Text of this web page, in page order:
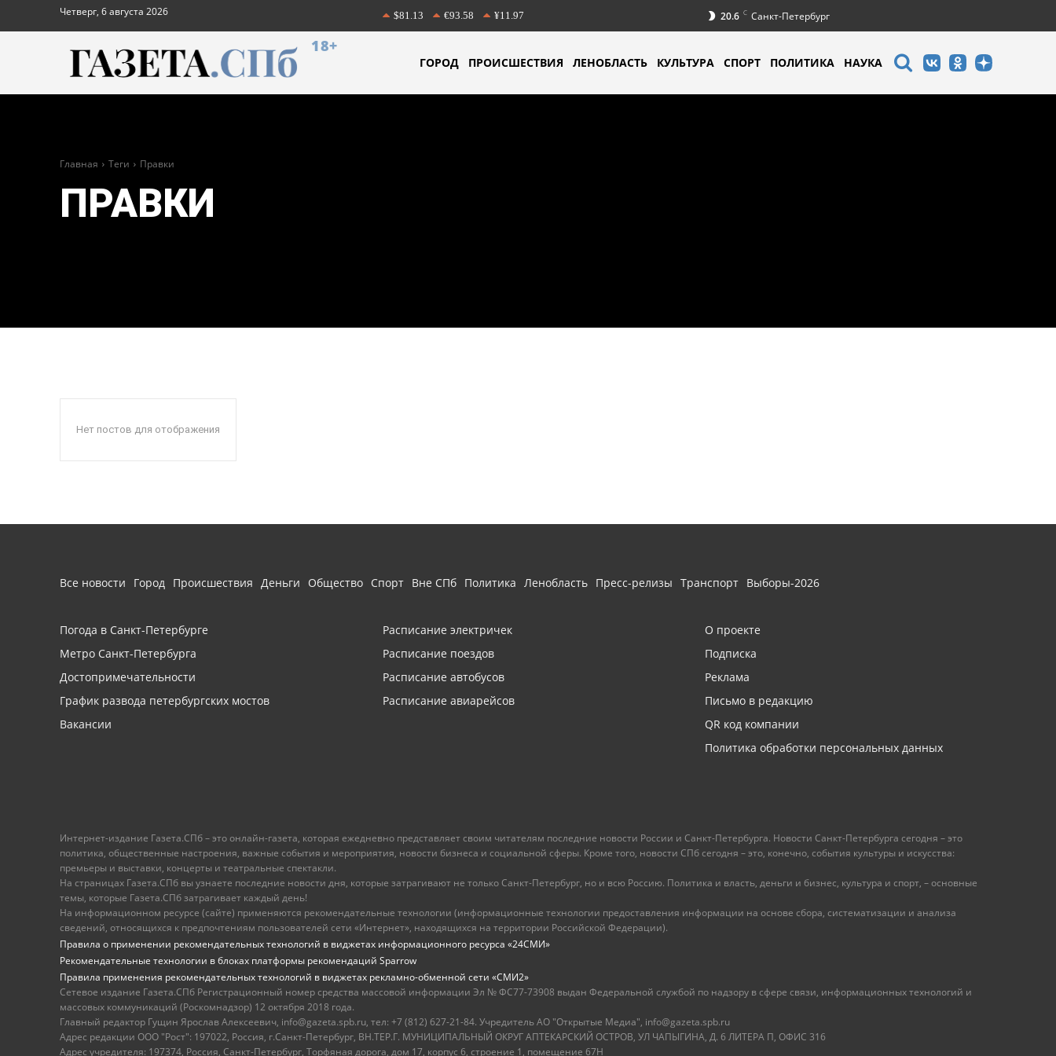
Четверг, 6 августа 2026 $81.13 €93.58 ¥11.97 20.6 C Санкт-Петербург
18+
ГОРОД ПРОИСШЕСТВИЯ ЛЕНОБЛАСТЬ КУЛЬТУРА СПОРТ ПОЛИТИКА НАУКА
Главная Теги Правки
ПРАВКИ
Нет постов для отображения
Все новости Город Происшествия Деньги Общество Спорт Вне СПб Политика Ленобласть Пресс-релизы Транспорт Выборы-2026
Погода в Санкт-Петербурге
Метро Санкт-Петербурга
Достопримечательности
График развода петербургских мостов
Вакансии
Расписание электричек
Расписание поездов
Расписание автобусов
Расписание авиарейсов
О проекте
Подписка
Реклама
Письмо в редакцию
QR код компании
Политика обработки персональных данных
Интернет-издание Газета.СПб – это онлайн-газета, которая ежедневно представляет своим читателям последние новости России и Санкт-Петербурга. Новости Санкт-Петербурга сегодня – это
политика, общественные настроения, важные события и мероприятия, новости бизнеса и социальной сферы. Кроме того, новости СПб сегодня – это, конечно, события культуры и искусства:
премьеры и выставки, концерты и театральные спектакли.
На страницах Газета.СПб вы узнаете последние новости дня, которые затрагивают не только Санкт-Петербург, но и всю Россию. Политика и власть, деньги и бизнес, культура и спорт, – основные
темы, которые Газета.СПб затрагивает каждый день!
На информационном ресурсе (сайте) применяются рекомендательные технологии (информационные технологии предоставления информации на основе сбора, систематизации и анализа
сведений, относящихся к предпочтениям пользователей сети «Интернет», находящихся на территории Российской Федерации).
Правила о применении рекомендательных технологий в виджетах информационного ресурса «24СМИ»
Рекомендательные технологии в блоках платформы рекомендаций Sparrow
Правила применения рекомендательных технологий в виджетах рекламно-обменной сети «СМИ2»
Сетевое издание Газета.СПб Регистрационный номер средства массовой информации Эл № ФС77-73908 выдан Федеральной службой по надзору в сфере связи, информационных технологий и
массовых коммуникаций (Роскомнадзор) 12 октября 2018 года.
Главный редактор Гущин Ярослав Алексеевич, info@gazeta.spb.ru, тел: +7 (812) 627-21-84. Учредитель АО "Открытые Медиа", info@gazeta.spb.ru
Адрес редакции ООО "Рост": 197022, Россия, г.Санкт-Петербург, ВН.ТЕР.Г. МУНИЦИПАЛЬНЫЙ ОКРУГ АПТЕКАРСКИЙ ОСТРОВ, УЛ ЧАПЫГИНА, Д. 6 ЛИТЕРА П, ОФИС 316
Адрес учредителя: 197374, Россия, Санкт-Петербург, Торфяная дорога, дом 17, корпус 6, строение 1, помещение 67Н